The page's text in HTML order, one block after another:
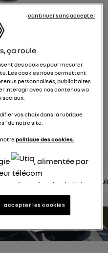
électrique
RENAULT
électrique
question
consultez la brochure
ça roule
des cookies pour mesurer
Les cookies nous permettent
personnalisés, publicitaires
interagir avec nos contenus via
sociaux.
vos choix dans la rubrique
de notre site.
notrepolitique des cookies.
, alimentée par
télécom
la technologie Utiq
(telles que décrites
et liées à
fournie parun
et que vous
accepter les cookies
continuer sans accepter